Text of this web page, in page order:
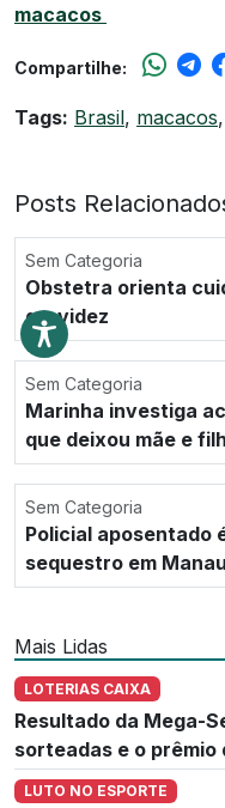
macacos
Compartilhe:
Tags: Brasil, macacos,
Posts
Sem Categoria
Obstetra orienta
gravidez
Sem Categoria
Marinha investiga
que deixou mãe e
Sem Categoria
Policial aposentado
sequestro em
Mais Lidas
LOTERIAS CAIXA
Resultado da Mega-
sorteadas e o prêmio
LUTO NO ESPORTE